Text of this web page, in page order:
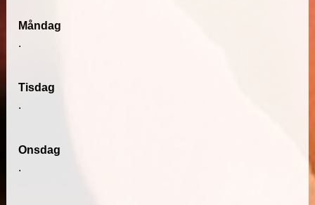
Måndag
.
Tisdag
.
Onsdag
.